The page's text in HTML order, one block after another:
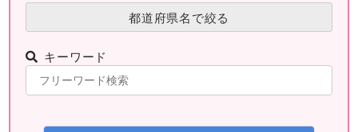
都道府県名で絞る
キーワード